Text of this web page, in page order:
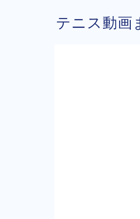
テニス動画